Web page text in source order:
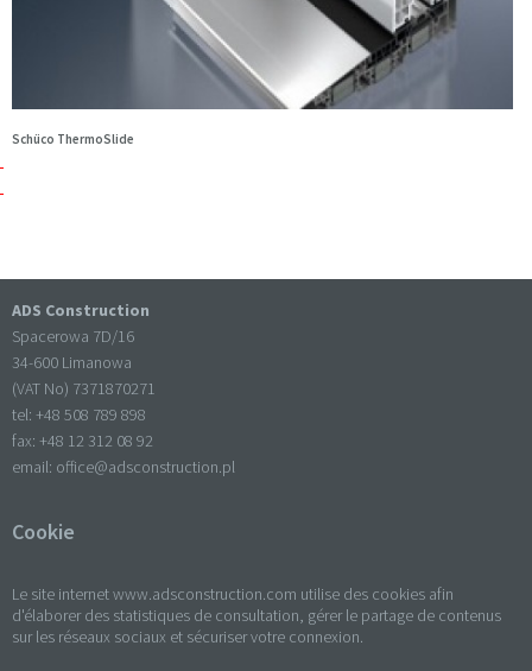
Schüco ThermoSlide
ADS Construction
Spacerowa 7D/16
34-600 Limanowa
(VAT No) 7371870271
tel: +48 508 789 898
fax: +48 12 312 08 92
email: office@adsconstruction.pl
Cookie
Le site internet www.adsconstruction.com utilise des cookies afin
d'élaborer des statistiques de consultation, gérer le partage de contenus
sur les réseaux sociaux et sécuriser votre connexion.